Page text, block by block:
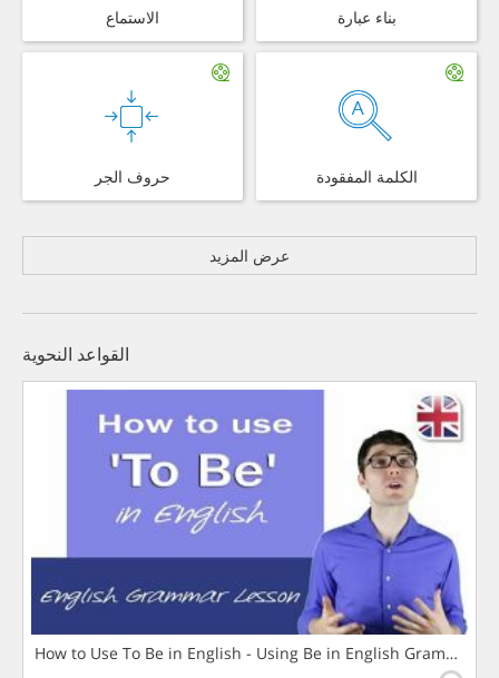
الاستماع بناء عبارة
حروف الجر الكلمة المفقودة
عرض المزيد
القواعد النحوية
How to Use To Be in English - Using Be in English Grammar